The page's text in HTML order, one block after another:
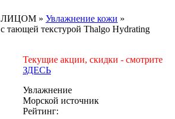
ЛИЦОМ » Увлажнение кожи »
тающей текстурой Thalgo Hydrating
Текущие акции, скидки - смотрите
ЗДЕСЬ
Увлажнение
Морской источник
Рейтинг: